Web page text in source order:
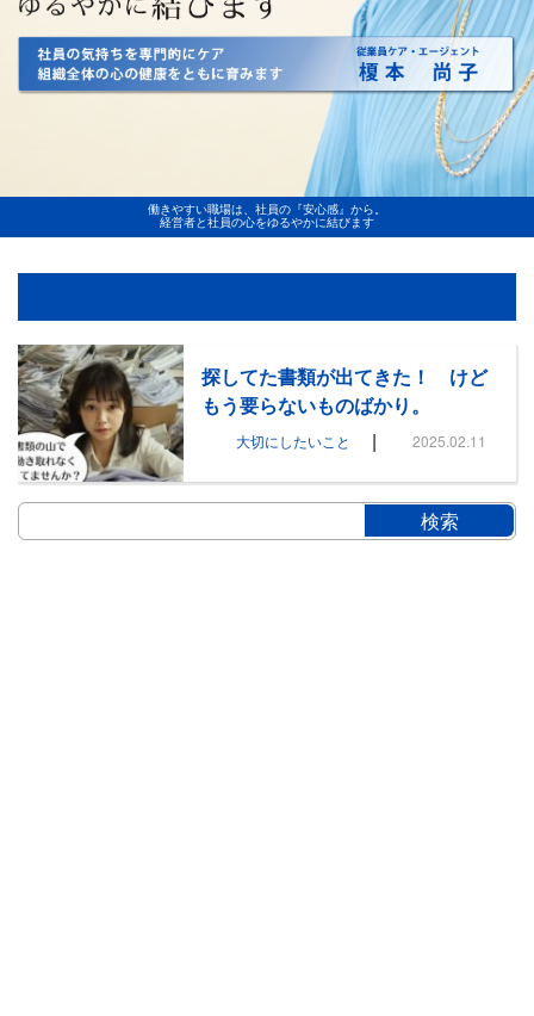
働きやすい職場は、社員の『安心感』から。
経営者と社員の心をゆるやかに結びます
探してた書類が出てきた！ けど
もう要らないものばかり。
大切にしたいこと | 2025.02.11